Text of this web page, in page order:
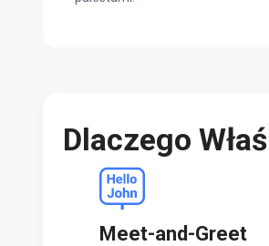
Dlaczego
Meet-and-Greet